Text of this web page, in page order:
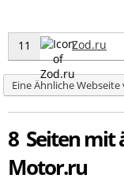
11 Zod.ru
Eine Ähnliche
8 Seiten mit
Motor.ru